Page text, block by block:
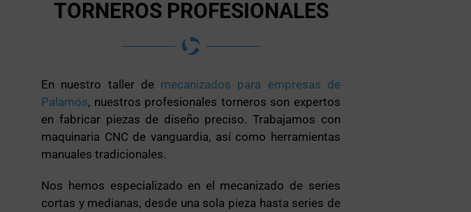
TORNEROS PROFESIONALES
En nuestro taller de mecanizados para empresas de
Palamós, nuestros profesionales torneros son expertos
en fabricar piezas de diseño preciso. Trabajamos con
maquinaria CNC de vanguardia, así como herramientas
manuales tradicionales.
Nos hemos especializado en el mecanizado de series
cortas y medianas, desde una sola pieza hasta series de